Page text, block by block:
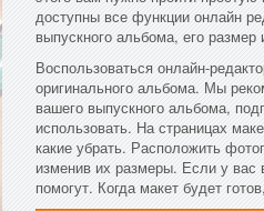
доступны все функции онлайн
выпускного альбома, его размер
Воспользоваться онлайн-
оригинального альбома. Мы
вашего выпускного альбома,
использовать. На страницах
какие убрать. Расположить
изменив их размеры. Если у вас
помогут. Когда макет будет